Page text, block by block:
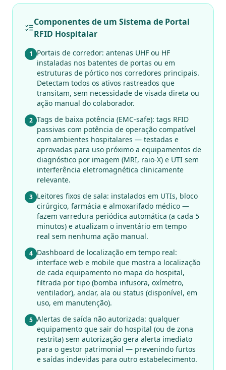
Componentes de um Sistema de Portal
RFID Hospitalar
1
Portais de corredor: antenas UHF ou HF
instaladas nos batentes de portas ou em
estruturas de pórtico nos corredores principais.
Detectam todos os ativos rastreados que
transitam, sem necessidade de visada direta ou
ação manual do colaborador.
2 Tags de baixa potência (EMC-safe): tags RFID
passivas com potência de operação compatível
com ambientes hospitalares — testadas e
aprovadas para uso próximo a equipamentos de
diagnóstico por imagem (MRI, raio-X) e UTI sem
interferência eletromagnética clinicamente
relevante.
3 Leitores fixos de sala: instalados em UTIs, bloco
cirúrgico, farmácia e almoxarifado médico —
fazem varredura periódica automática (a cada 5
minutos) e atualizam o inventário em tempo
real sem nenhuma ação manual.
4 Dashboard de localização em tempo real:
interface web e mobile que mostra a localização
de cada equipamento no mapa do hospital,
filtrada por tipo (bomba infusora, oxímetro,
ventilador), andar, ala ou status (disponível, em
uso, em manutenção).
5 Alertas de saída não autorizada: qualquer
equipamento que sair do hospital (ou de zona
restrita) sem autorização gera alerta imediato
para o gestor patrimonial — prevenindo furtos
e saídas indevidas para outro estabelecimento.